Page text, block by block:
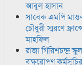
আবুল হাসান
সাবেক এমপি
চৌধুরী স্মরণে
মাহফিল
রাজা গিরিশচন্দ্র
বৃক্ষরোপণ